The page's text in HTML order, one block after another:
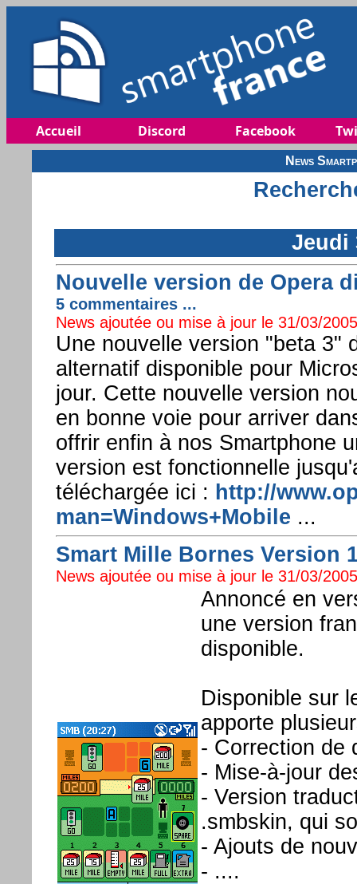
Accueil Discord Facebook
News
Jeudi
Nouvelle version de Opera
5 commentaires ...
News ajoutée ou mise à jour le 31/03/
Une nouvelle version "beta 3"
alternatif disponible pour
jour. Cette nouvelle version
en bonne voie pour arriver
offrir enfin à nos Smartphone
version est fonctionnelle
téléchargée ici : http://
man=Windows+Mobile ...
Smart Mille Bornes Version
News ajoutée ou mise à jour le 31/03/
Annoncé en
une version
disponible.
Disponible sur
apporte
- Correction de
- Mise-à-jour
- Version
.smbskin, qui
- Ajouts de
- ....